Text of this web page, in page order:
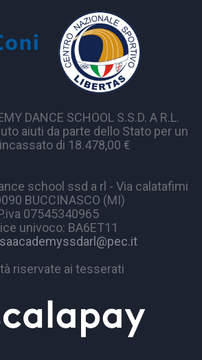
DANCE SCHOOL S.S.D. A R.L.
aiuti da parte dello Stato per un
di 18.478,00 €
school ssd a rl - Via calatafimi
BUCCINASCO (MI)
07545340965
univoco: BA6ET11
riservate ai tesserati